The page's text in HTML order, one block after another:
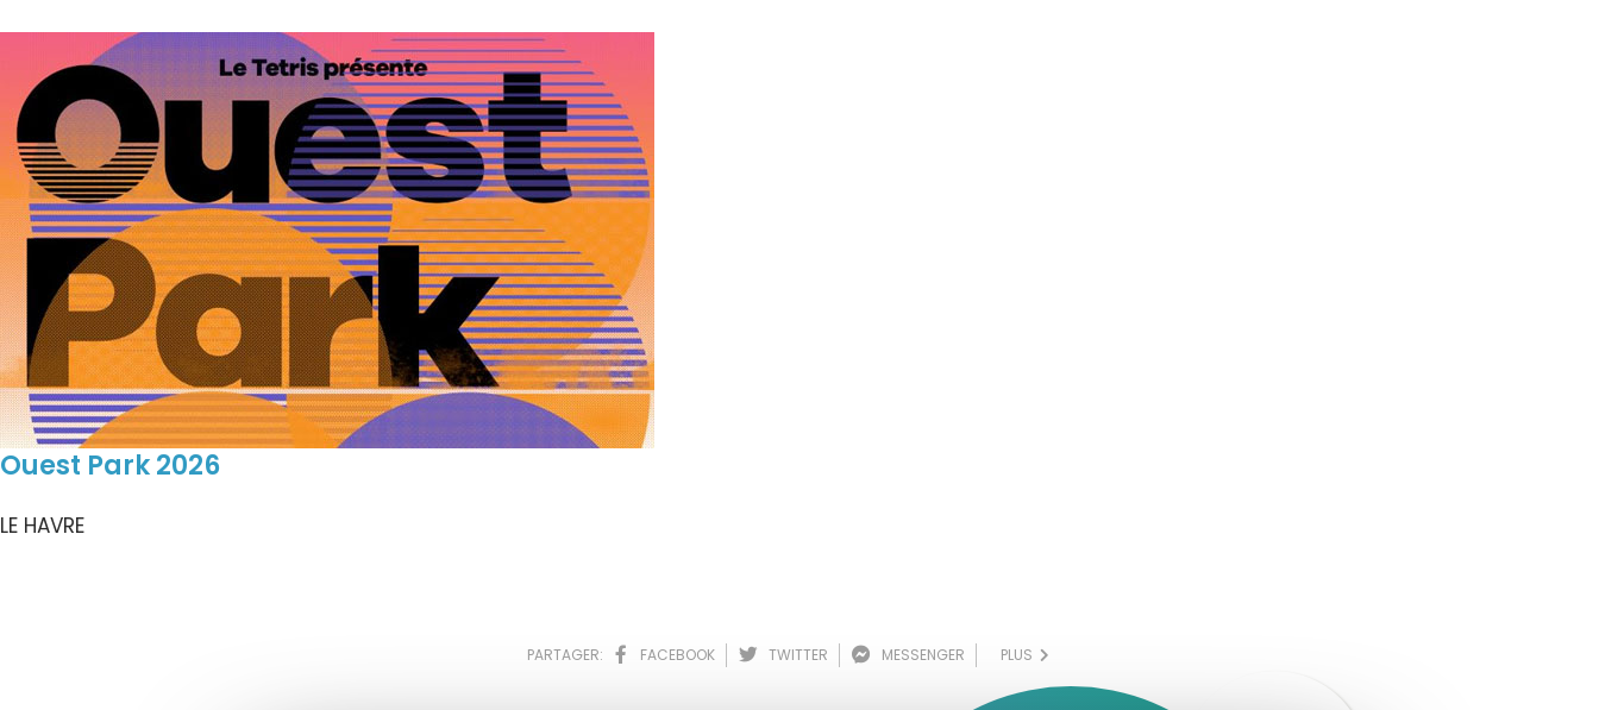
Ouest Park 2026
LE HAVRE
PARTAGER: FACEBOOK TWITTER MESSENGER PLUS